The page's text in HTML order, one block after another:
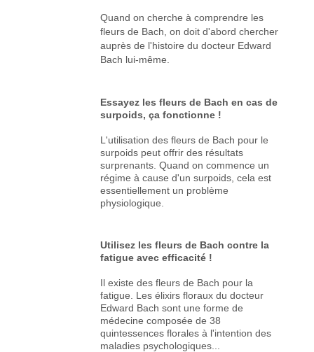
Quand on cherche à comprendre les
fleurs de Bach, on doit d'abord chercher
auprès de l'histoire du docteur Edward
Bach lui-même.
Essayez les fleurs de Bach en cas de
surpoids, ça fonctionne !
L'utilisation des fleurs de Bach pour le
surpoids peut offrir des résultats
surprenants. Quand on commence un
régime à cause d'un surpoids, cela est
essentiellement un problème
physiologique.
Utilisez les fleurs de Bach contre la
fatigue avec efficacité !
Il existe des fleurs de Bach pour la
fatigue. Les élixirs floraux du docteur
Edward Bach sont une forme de
médecine composée de 38
quintessences florales à l'intention des
maladies psychologiques...